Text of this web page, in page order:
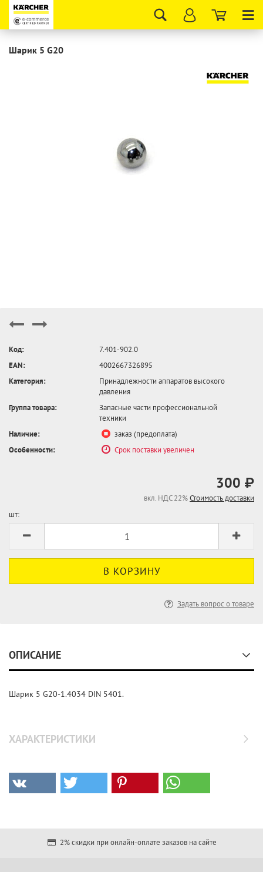
Шарик 5 G20
Код:
7.401-902.0
EAN:
4002667326895
Категория:
Принадлежности аппаратов высокого
давления
Группа товара:
Запасные части профессиональной
техники
Наличие:
заказ (предоплата)
Особенности:
Срок поставки увеличен
300 ₽
вкл. НДС 22%Стоимость доставки
шт:
Задать вопрос о товаре
ОПИСАНИЕ
Шарик 5 G20-1.4034 DIN 5401.
ХАРАКТЕРИСТИКИ
2% скидки при онлайн-оплате заказов на сайте